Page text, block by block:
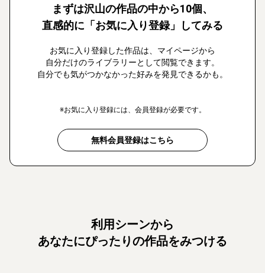
まずは沢山の作品の中から10個、
直感的に「お気に入り登録」してみる
お気に入り登録した作品は、マイページから
自分だけのライブラリーとして閲覧できます。
自分でも気がつかなかった好みを発見できるかも。
※お気に入り登録には、会員登録が必要です。
無料会員登録はこちら
利用シーンから
あなたにぴったりの作品をみつける